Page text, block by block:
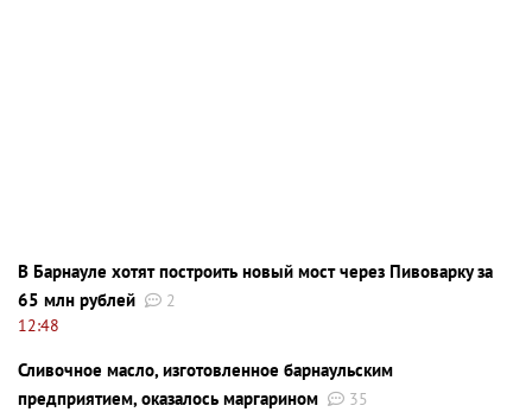
В Барнауле хотят построить новый мост через Пивоварку за
65 млн рублей
2
12:48
Сливочное масло, изготовленное барнаульским
предприятием, оказалось маргарином
35